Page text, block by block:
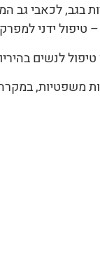
בגב, לכאבי גב
טיפול ידני
לנשים
משפטיות,